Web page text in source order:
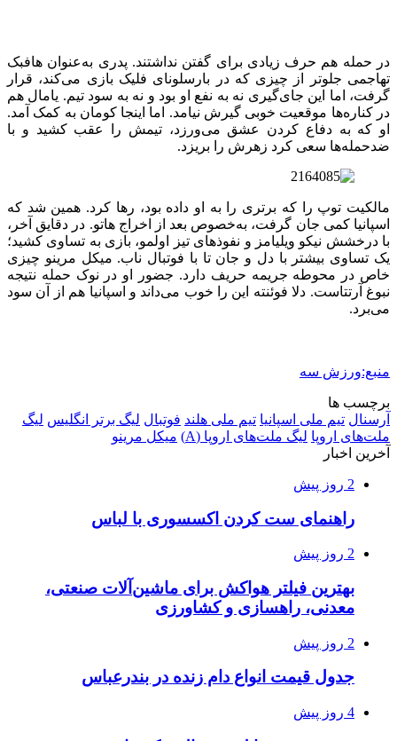
در حمله هم حرف زیادی برای گفتن نداشتند. پدری به‌عنوان هافبک
تهاجمی جلوتر از چیزی که در بارسلونای فلیک بازی می‌کند، قرار
گرفت، اما این جای‌گیری نه به نفع او بود و نه به سود تیم. یامال هم
در کناره‌ها موقعیت خوبی گیرش نیامد. اما اینجا کومان به کمک آمد.
او که به دفاع کردن عشق می‌ورزد، تیمش را عقب کشید و با
ضدحمله‌ها سعی کرد زهرش را بریزد.
مالکیت توپ را که برتری را به او داده بود، رها کرد. همین شد که
اسپانیا کمی جان گرفت، به‌خصوص بعد از اخراج هاتو. در دقایق آخر،
با درخشش نیکو ویلیامز و نفوذهای تیز اولمو، بازی به تساوی کشید؛
یک تساوی بیشتر با دل و جان تا با فوتبال ناب. میکل مرینو چیزی
خاص در محوطه جریمه حریف دارد. جضور او در نوک حمله نتیجه
نبوغ آرتتاست. دلا فوئنته این را خوب می‌داند و اسپانیا هم از آن سود
می‌برد.
منبع:ورزش سه
برچسب ها
آرسنال تیم ملی اسپانیا تیم ملی هلند فوتبال لیگ برتر انگلیس لیگ
ملت‌های اروپا لیگ‌ ملت‌های اروپا (A)
میکل مرینو
آخرین اخبار
2 روز پیش
راهنمای ست کردن اکسسوری با لباس
2 روز پیش
بهترین فیلتر هواکش برای ماشین‌آلات صنعتی،
معدنی، راهسازی و کشاورزی
2 روز پیش
جدول قیمت انواع دام زنده در بندرعباس
4 روز پیش